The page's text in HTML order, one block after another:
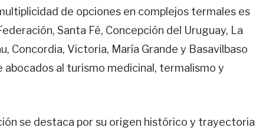
de opciones en complejos termales es
Santa Fé, Concepción del Uruguay, La
Concordia, Victoria, María Grande y Basavilbaso
al turismo medicinal, termalismo y
se destaca por su origen histórico y trayectoria